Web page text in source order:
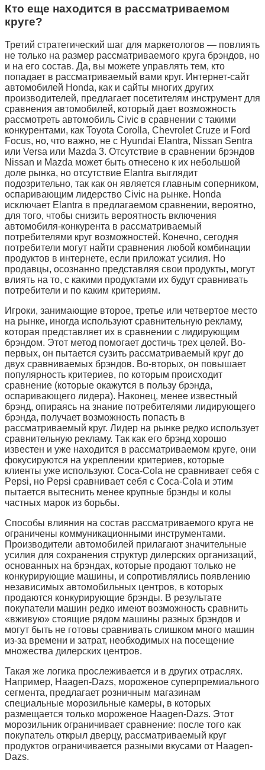
Кто еще находится в рассматриваемом
круге?
Третий стратегический шаг для маркетологов — повлиять
не только на размер рассматриваемого круга брэндов, но
и на его состав. Да, вы можете управлять тем, кто
попадает в рассматриваемый вами круг. Интернет-сайт
автомобилей Honda, как и сайты многих других
производителей, предлагает посетителям инструмент для
сравнения автомобилей, который дает возможность
рассмотреть автомобиль Civic в сравнении с такими
конкурентами, как Toyota Corolla, Chevrolet Cruze и Ford
Focus, но, что важно, не с Hyundai Elantra, Nissan Sentra
или Versa или Mazda 3. Отсутствие в сравнении брэндов
Nissan и Mazda может быть отнесено к их небольшой
доле рынка, но отсутствие Elantra выглядит
подозрительно, так как он является главным соперником,
оспаривающим лидерство Civic на рынке. Honda
исключает Elantra в предлагаемом сравнении, вероятно,
для того, чтобы снизить вероятность включения
автомобиля-конкурента в рассматриваемый
потребителями круг возможностей. Конечно, сегодня
потребители могут найти сравнения любой комбинации
продуктов в интернете, если приложат усилия. Но
продавцы, осознанно представляя свои продукты, могут
влиять на то, с какими продуктами их будут сравнивать
потребители и по каким критериям.
Игроки, занимающие второе, третье или четвертое место
на рынке, иногда используют сравнительную рекламу,
которая представляет их в сравнении с лидирующим
брэндом. Этот метод помогает достичь трех целей. Во-
первых, он пытается сузить рассматриваемый круг до
двух сравниваемых брэндов. Во-вторых, он повышает
популярность критериев, по которым происходит
сравнение (которые окажутся в пользу брэнда,
оспаривающего лидера). Наконец, менее известный
брэнд, опираясь на знание потребителями лидирующего
брэнда, получает возможность попасть в
рассматриваемый круг. Лидер на рынке редко использует
сравнительную рекламу. Так как его брэнд хорошо
известен и уже находится в рассматриваемом круге, они
фокусируются на укреплении критериев, которые
клиенты уже используют. Coca-Cola не сравнивает себя с
Pepsi, но Pepsi сравнивает себя с Coca-Cola и этим
пытается вытеснить менее крупные брэнды и колы
частных марок из борьбы.
Способы влияния на состав рассматриваемого круга не
ограничены коммуникационными инструментами.
Производители автомобилей прилагают значительные
усилия для сохранения структур дилерских организаций,
основанных на брэндах, которые продают только не
конкурирующие машины, и сопротивлялись появлению
независимых автомобильных центров, в которых
продаются конкурирующие брэнды. В результате
покупатели машин редко имеют возможность сравнить
«вживую» стоящие рядом машины разных брэндов и
могут быть не готовы сравнивать слишком много машин
из-за времени и затрат, необходимых на посещение
множества дилерских центров.
Такая же логика прослеживается и в других отраслях.
Например, Haagen-Dazs, мороженое суперпремиального
сегмента, предлагает розничным магазинам
специальные морозильные камеры, в которых
размещается только мороженое Haagen-Dazs. Этот
морозильник ограничивает сравнение: после того как
покупатель открыл дверцу, рассматриваемый круг
продуктов ограничивается разными вкусами от Haagen-
Dazs.